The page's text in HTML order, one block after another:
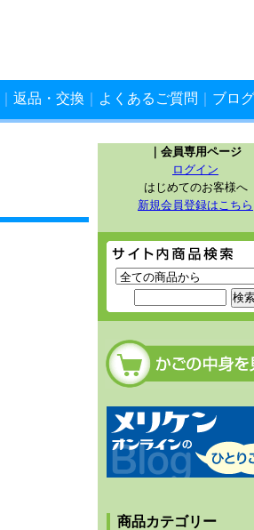
返品・交換 よくあるご質問 ブログ
｜会員専用ページ
ログイン
はじめてのお客様へ
新規会員登録はこちら
サイト内商品検索
カートの中を見る
メリケンオンラインのひと
商品カテゴリー